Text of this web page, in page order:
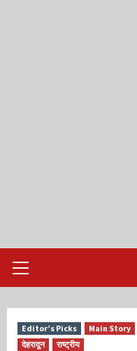
Menu
Editor’s Picks Main Story
देहरादून
राष्ट्रीय